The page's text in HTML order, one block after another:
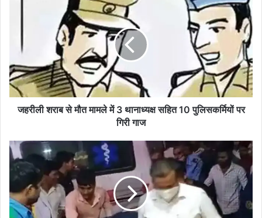
मामले
3
थानाध्यक्ष
सहित
गिरी
गाज
जहरीली शराब से मौत मामले में 3 थानाध्यक्ष सहित 10 पुलिसकर्मियों पर
गिरी गाज
बेगूसराय
में
बालू
कारोबारी
की
गोली